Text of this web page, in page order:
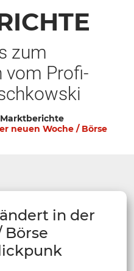
zum
vom Profi-
Marktberichte
neuen Woche / Börse
in der
Börse